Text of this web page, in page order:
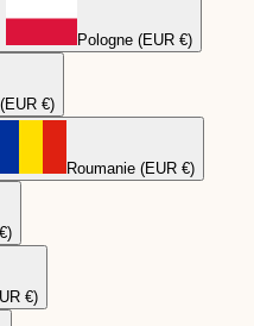
Pologne (EUR €)
€)
Roumanie (EUR €)
€)